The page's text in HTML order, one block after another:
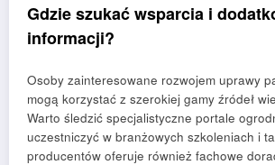
Gdzie szukać wsparcia i
informacji?
Osoby zainteresowane rozwojem uprawy
mogą korzystać z szerokiej gamy źródeł
Warto śledzić specjalistyczne portale
uczestniczyć w branżowych szkoleniach i
producentów oferuje również fachowe